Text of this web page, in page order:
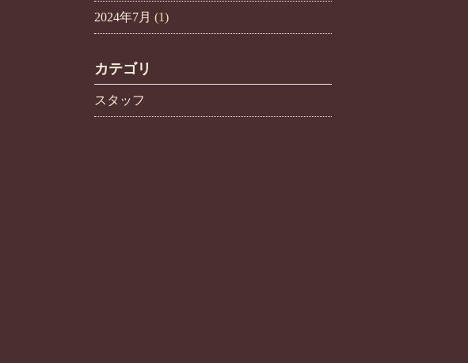
2024年7月 (1)
カテゴリ
スタッフ